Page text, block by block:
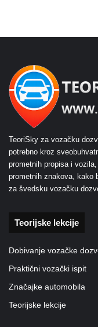
TeoriSky za vozačku
potrebno kroz
prometnih propisa i
prometnih znakova, kako
za švedsku vozačku
Teorijske lekcije
Dobivanje vozačke
Praktični vozački ispit
Značajke automobila
Teorijske lekcije